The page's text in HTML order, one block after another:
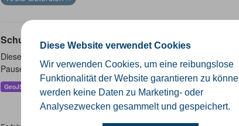
Diese Website verwendet Cookies
Wir verwenden Cookies, um eine reibungslose
Funktionalität der Website garantieren zu
werden keine Daten zu Marketing- oder
Analysezwecken gesammelt und gespeichert.
Schulen
Dieser Datensatz beinhaltet eine Darstellung der Schulen im
Pausenzeiten und Schulträger.
GeoJSON